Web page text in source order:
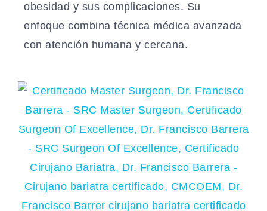
obesidad y sus complicaciones. Su
enfoque combina técnica médica avanzada
con atención humana y cercana.